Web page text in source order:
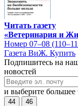
Читать газету
«Ветеринария и
Номер 07–08
Газета ВиЖ. Купить
Подпишитесь на
новостей
и выберите большее
44 46